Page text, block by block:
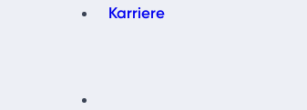
Karriere